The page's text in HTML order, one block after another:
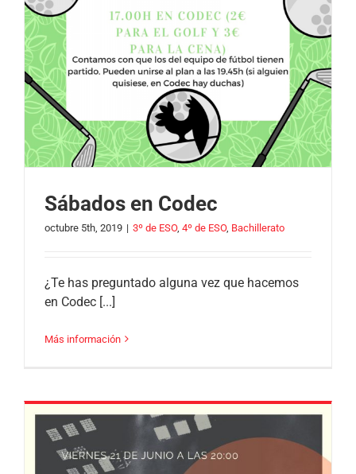
Sábados en Codec
octubre 5th, 2019 | 3º de ESO, 4º de ESO, Bachillerato
¿Te has preguntado alguna vez que hacemos
en Codec [...]
Más información